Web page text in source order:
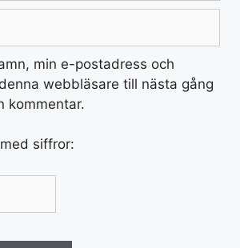
min e-postadress och
webbläsare till nästa gång
kommentar.
siffror: